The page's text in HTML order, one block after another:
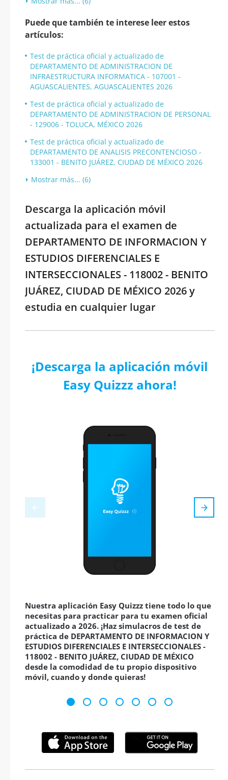
Puede que también te interese leer estos
artículos:
Test de práctica oficial y actualizado de
DEPARTAMENTO DE ADMINISTRACION DE
INFRAESTRUCTURA INFORMATICA - 107001 -
AGUASCALIENTES, AGUASCALIENTES 2026
Test de práctica oficial y actualizado de
DEPARTAMENTO DE ADMINISTRACION DE PERSONAL
- 129006 - TOLUCA, MÉXICO 2026
Test de práctica oficial y actualizado de
DEPARTAMENTO DE ANALISIS PRECONTENCIOSO -
133001 - BENITO JUÁREZ, CIUDAD DE MÉXICO 2026
Mostrar más... (6)
Descarga la aplicación móvil
actualizada para el examen de
DEPARTAMENTO DE INFORMACION Y
ESTUDIOS DIFERENCIALES E
INTERSECCIONALES - 118002 - BENITO
JUÁREZ, CIUDAD DE MÉXICO 2026 y
estudia en cualquier lugar
¡Descarga la aplicación móvil
Easy Quizzz ahora!
Nuestra aplicación Easy Quizzz tiene todo lo que
necesitas para practicar para tu examen oficial
actualizado a 2026. ¡Haz simulacros de test de
práctica de DEPARTAMENTO DE INFORMACION Y
ESTUDIOS DIFERENCIALES E INTERSECCIONALES -
118002 - BENITO JUÁREZ, CIUDAD DE MÉXICO
desde la comodidad de tu propio dispositivo
móvil, cuando y donde quieras!